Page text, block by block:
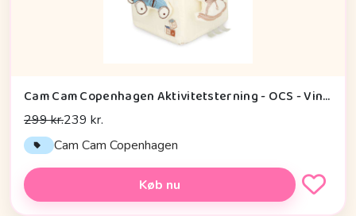
Cam Cam Copenhagen Aktivitetsterning - OCS - Vintage Toys
299 kr.239 kr.
Cam Cam Copenhagen
Køb nu